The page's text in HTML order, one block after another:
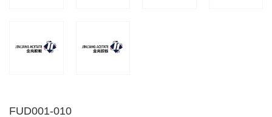
FUD001-010